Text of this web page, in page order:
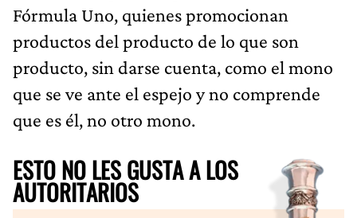
Fórmula Uno, quienes promocionan
productos del producto de lo que son
producto, sin darse cuenta, como el mono
que se ve ante el espejo y no comprende
que es él, no otro mono.
ESTO NO LES GUSTA A LOS
AUTORITARIOS